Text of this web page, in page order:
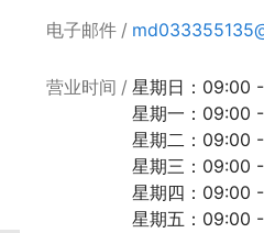
电子邮件
营业时间
星期日：09:00
星期一：09:00
星期二：09:00
星期三：09:00
星期四：09:00
星期五：09:00